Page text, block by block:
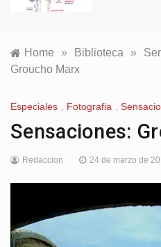
Home » Biblioteca »
Groucho Marx
Especiales , Fotografia ,
Sensaciones:
Redaccion 24 de marzo de